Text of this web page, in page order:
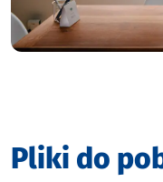
Pliki do